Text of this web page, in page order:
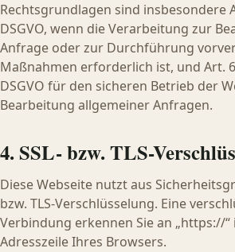
Rechtsgrundlagen sind insbesondere
DSGVO, wenn die Verarbeitung zur
Anfrage oder zur Durchführung
Maßnahmen erforderlich ist, und Art.
DSGVO für den sicheren Betrieb der
Bearbeitung allgemeiner Anfragen.
4. SSL- bzw. TLS-
Diese Webseite nutzt aus
bzw. TLS-Verschlüsselung. Eine
Verbindung erkennen Sie an „https://“
Adresszeile Ihres Browsers.